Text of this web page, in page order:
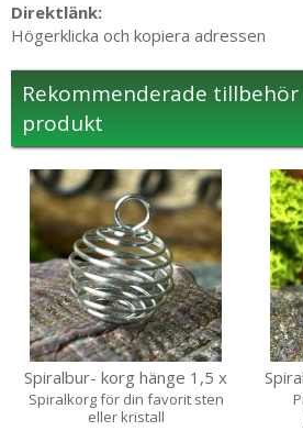
Direktlänk:
Högerklicka och kopiera adressen
Rekommenderade
produkt
Spiralbur- korg hänge 1,5 x
1.5 - 3
Spiralkorg för din favorit sten
eller kristall